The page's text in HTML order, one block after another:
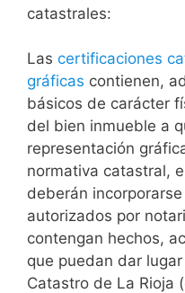
catastrales:
Las certificaciones
gráficas contienen,
básicos de carácter
del bien inmueble a
representación
normativa catastral,
deberán
autorizados por
contengan hechos,
que puedan dar
Catastro de La Rioja